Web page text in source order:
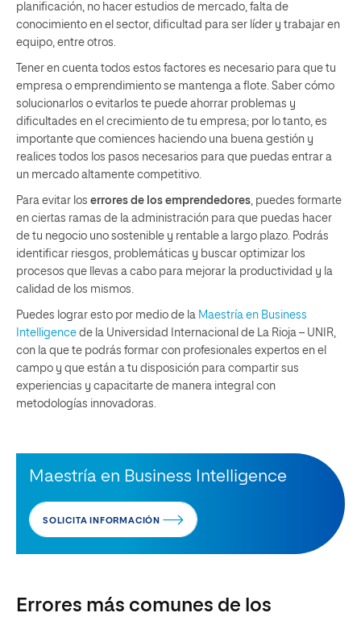
planificación, no hacer estudios de mercado, falta de
conocimiento en el sector, dificultad para ser líder y trabajar en
equipo, entre otros.
Tener en cuenta todos estos factores es necesario para que tu
empresa o emprendimiento se mantenga a flote. Saber cómo
solucionarlos o evitarlos te puede ahorrar problemas y
dificultades en el crecimiento de tu empresa; por lo tanto, es
importante que comiences haciendo una buena gestión y
realices todos los pasos necesarios para que puedas entrar a
un mercado altamente competitivo.
Para evitar los errores de los emprendedores , puedes formarte
en ciertas ramas de la administración para que puedas hacer
de tu negocio uno sostenible y rentable a largo plazo. Podrás
identificar riesgos, problemáticas y buscar optimizar los
procesos que llevas a cabo para mejorar la productividad y la
calidad de los mismos.
Puedes lograr esto por medio de la Maestría en Business
Intelligence de la Universidad Internacional de La Rioja – UNIR,
con la que te podrás formar con profesionales expertos en el
campo y que están a tu disposición para compartir sus
experiencias y capacitarte de manera integral con
metodologías innovadoras.
Maestría en Business Intelligence
SOLICITA INFORMACIÓN
Errores más comunes de los